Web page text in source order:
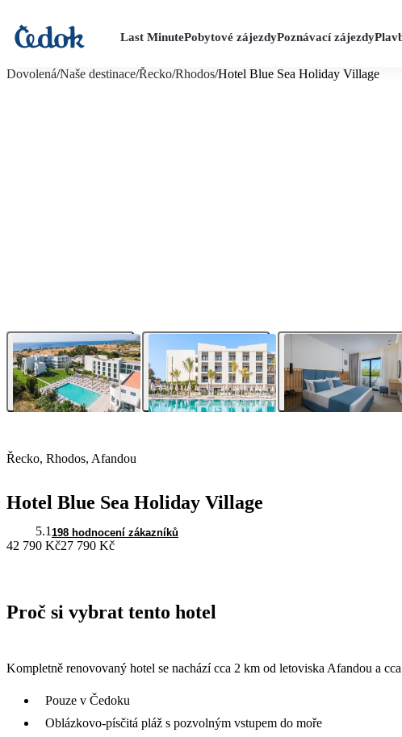
Last MinutePobytové zájezdyPoznávací zájezdy
Dovolená/Naše destinace/Řecko/Rhodos/Hotel Blue Sea Holiday Village
Řecko, Rhodos, Afandou
Hotel Blue Sea Holiday Village
5.1 198 hodnocení zákazníků
42 790 Kč27 790 Kč
Proč si vybrat tento hotel
Kompletně renovovaný hotel se nachází cca 2 km od letoviska Afandou a
Pouze v Čedoku
Oblázkovo-písčitá pláž s pozvolným vstupem do moře